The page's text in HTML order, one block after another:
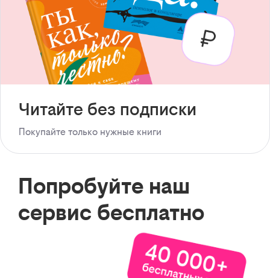
Читайте без подписки
Покупайте только нужные книги
Попробуйте наш
сервис бесплатно